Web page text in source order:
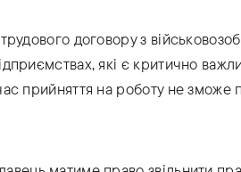
договору з
які є критично
прийняття на роботу не